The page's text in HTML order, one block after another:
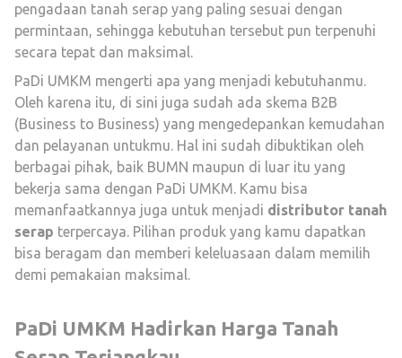
pengadaan tanah serap yang paling sesuai dengan
permintaan, sehingga kebutuhan tersebut pun terpenuhi
secara tepat dan maksimal.
PaDi UMKM mengerti apa yang menjadi kebutuhanmu.
Oleh karena itu, di sini juga sudah ada skema B2B
(Business to Business) yang mengedepankan kemudahan
dan pelayanan untukmu. Hal ini sudah dibuktikan oleh
berbagai pihak, baik BUMN maupun di luar itu yang
bekerja sama dengan PaDi UMKM. Kamu bisa
memanfaatkannya juga untuk menjadi distributor tanah
serap terpercaya. Pilihan produk yang kamu dapatkan
bisa beragam dan memberi keleluasaan dalam memilih
demi pemakaian maksimal.
PaDi UMKM Hadirkan Harga Tanah